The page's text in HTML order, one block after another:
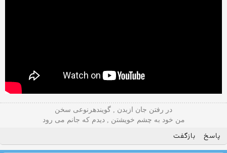
در رفتن جان ازبدن , گویندهرنوعی سخن
من خود به چشم خویشتن , دیدم که جانم می رود
پاسخ بازگفت